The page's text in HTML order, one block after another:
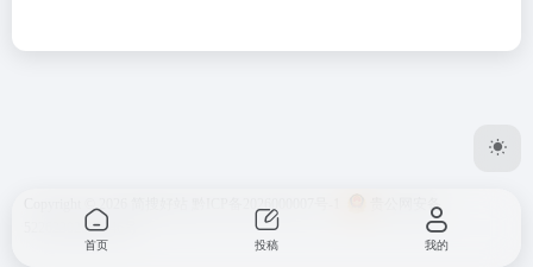
贵公网安备
52262302000146号
首页 投稿 我的